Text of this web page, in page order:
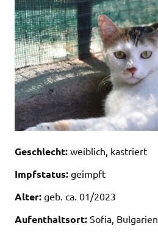
Geschlecht: weiblich, kastriert
Impfstatus: geimpft
Alter: geb. ca. 01/2023
Aufenthaltsort: Sofia, Bulgarien